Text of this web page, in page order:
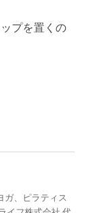
プを置くの
ガ、ピラティス